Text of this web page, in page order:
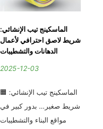
الماسكينج تيب الإنشائي:
شريط لاصق احترافي لأعمال
الدهانات والتشطيبات
2025-12-03
🟧 الماسكينج تيب الإنشائي:
شريط صغير… بدور كبير في
مواقع البناء والتشطيبات